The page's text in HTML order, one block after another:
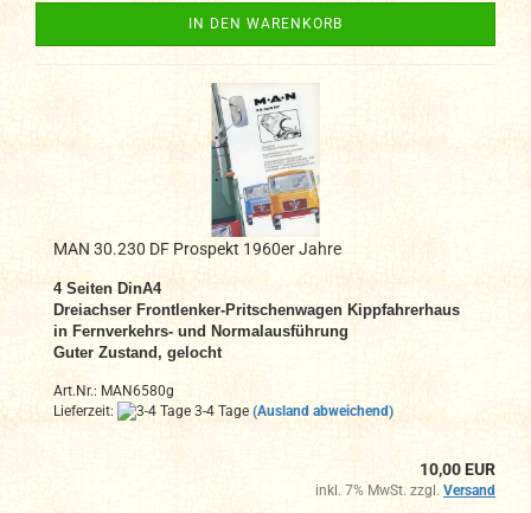
IN DEN WARENKORB
MAN 30.230 DF Prospekt 1960er Jahre
4 Seiten DinA4
Dreiachser Frontlenker-Pritschenwagen Kippfahrerhaus
in Fernverkehrs- und Normalausführung
Guter Zustand, gelocht
Art.Nr.: MAN6580g
Lieferzeit:
3-4 Tage (Ausland abweichend)
10,00 EUR
inkl. 7% MwSt. zzgl. Versand